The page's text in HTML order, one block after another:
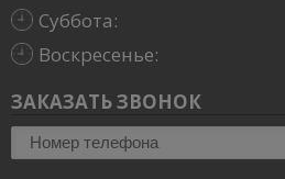
Суббота:
Воскресенье:
ЗАКАЗАТЬ ЗВОНОК